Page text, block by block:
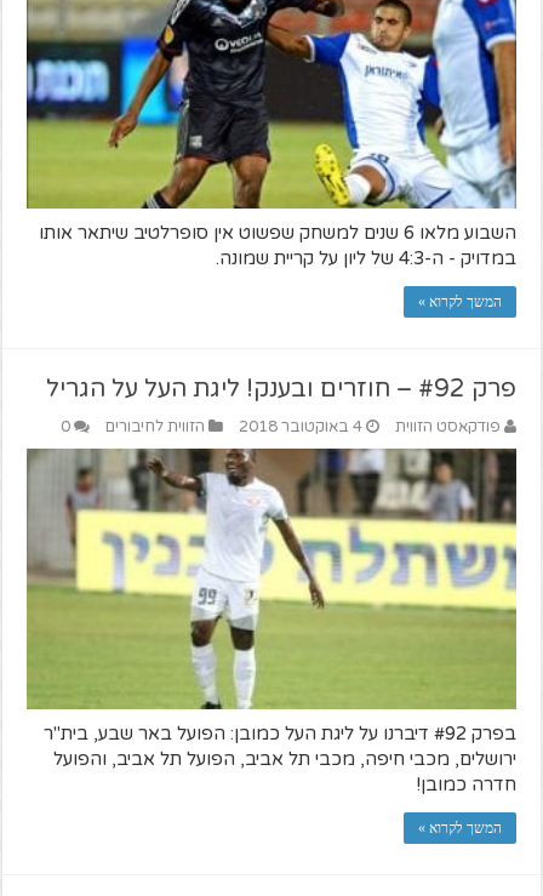
השבוע מלאו 6 שנים למשחק שפשוט אין סופרלטיב שיתאר אותו
במדויק - ה-4:3 של ליון על קריית שמונה.
המשך לקרוא »
פרק #92 – חוזרים ובענק! ליגת העל על הגריל
פודקאסט הזווית 4 באוקטובר 2018 הזווית לחיבורים 0
בפרק #92 דיברנו על ליגת העל כמובן: הפועל באר שבע, בית"ר
ירושלים, מכבי חיפה, מכבי תל אביב, הפועל תל אביב, והפועל
חדרה כמובן!
המשך לקרוא »